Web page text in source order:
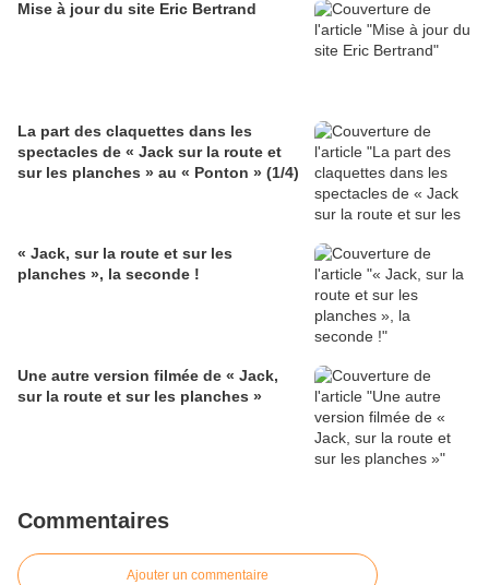
Mise à jour du site Eric Bertrand
La part des claquettes dans les
spectacles de « Jack sur la route et
sur les planches » au « Ponton » (1/4)
« Jack, sur la route et sur les
planches », la seconde !
Une autre version filmée de « Jack,
sur la route et sur les planches »
Commentaires
Ajouter un commentaire